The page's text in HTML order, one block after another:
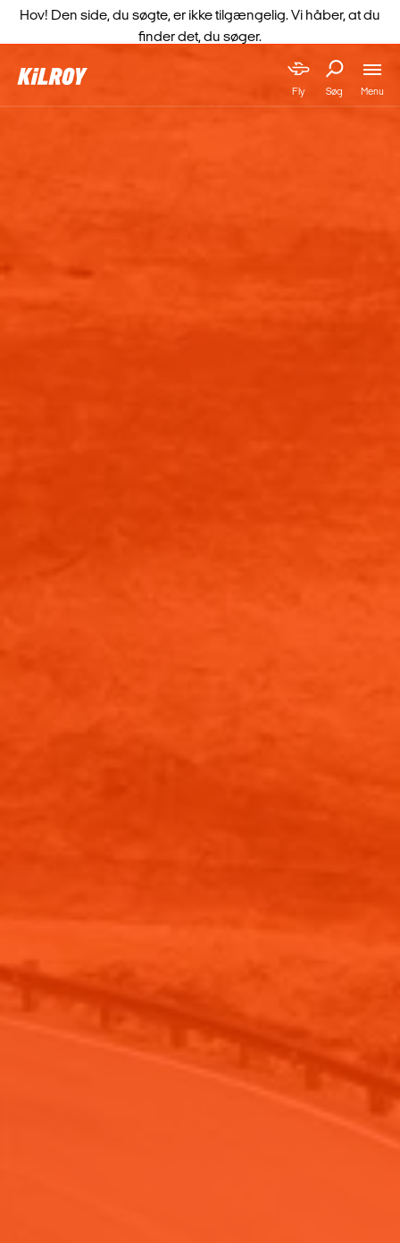
Fly Søg Menu
Hov! Den side, du søgte, er ikke tilgængelig. Vi håber, at du
finder det, du søger.